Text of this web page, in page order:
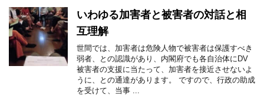
いわゆる加害者と被害者の対話と相
互理解
世間では、加害者は危険人物で被害者は保護すべき
弱者、との認識があり、内閣府でも各自治体にDV
被害者の支援に当たって、加害者を接近させないよ
うに、との通達があります。 ですので、行政の助成
を受けて、当事 ...